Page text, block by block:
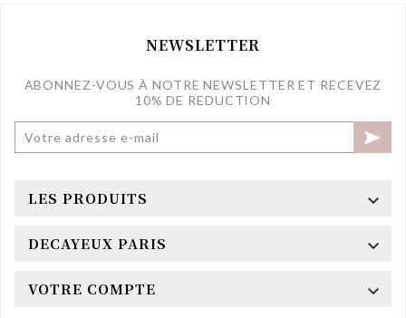
NEWSLETTER
ABONNEZ-VOUS À NOTRE NEWSLETTER ET RECEVEZ
10% DE REDUCTION

LES PRODUITS 
DECAYEUX PARIS 
VOTRE COMPTE 